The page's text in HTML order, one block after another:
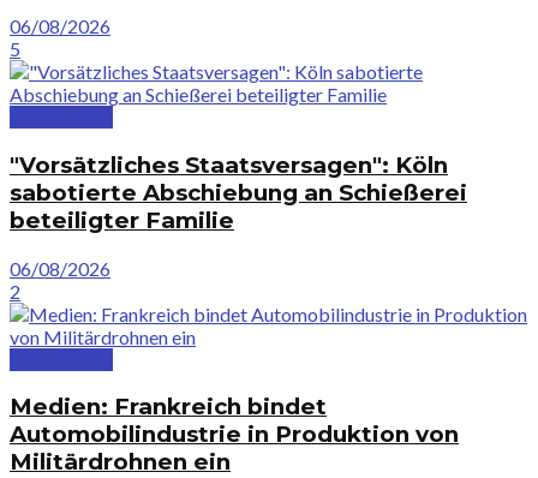
06/08/2026
5
"Vorsätzliches Staatsversagen": Köln
sabotierte Abschiebung an Schießerei
beteiligter Familie
06/08/2026
2
Medien: Frankreich bindet
Automobilindustrie in Produktion von
Militärdrohnen ein